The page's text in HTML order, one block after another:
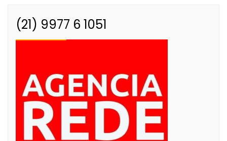
(21) 9977 6 1051